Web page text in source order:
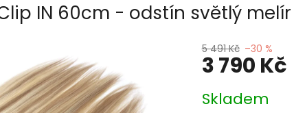
IN 60cm - odstín světlý melír
5 491 Kč –30 %
3 790 Kč
cena:
Skladem